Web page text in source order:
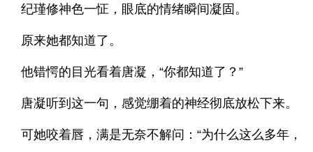
纪瑾修神色一怔，眼底的情绪瞬间凝固。
原来她都知道了。
他错愕的目光看着唐凝，“你都知道了？”
唐凝听到这一句，感觉绷着的神经彻底放松下来。
可她咬着唇，满是无奈不解问：“为什么这么多年，